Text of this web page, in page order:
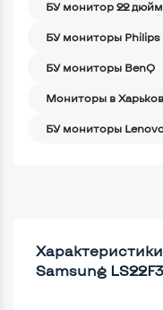
БУ монитор 22
БУ мониторы Philips
БУ мониторы BenQ
Мониторы в
БУ мониторы
Samsung